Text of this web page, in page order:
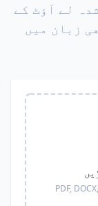
لے آؤٹ کے
زبان میں
PDF,